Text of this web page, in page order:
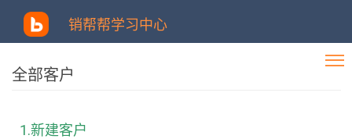
销帮帮学习中心
全部客户
1.新建客户